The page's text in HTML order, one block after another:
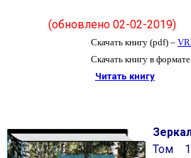
(обновлено 02-02-2019)
Скачать книгу (pdf) –
Скачать книгу в
Читать книгу
Том